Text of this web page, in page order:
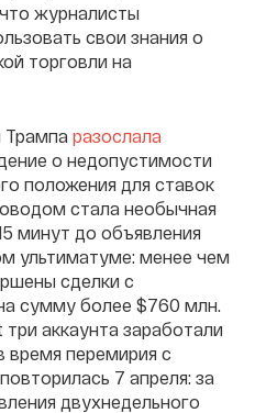
журналисты
свои знания о
торговли на
Трампа разослала
о недопустимости
положения для ставок
стала необычная
минут до объявления
ультиматуме: менее чем
сделки с
сумму более $760 млн.
аккаунта заработали
время перемирия с
7 апреля: за
двухнедельного